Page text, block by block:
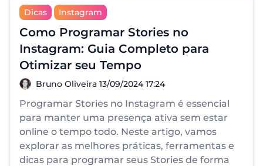
Dicas Instagram
Como Programar Stories no
Instagram: Guia Completo para
Otimizar seu Tempo
Bruno Oliveira
Bruno Oliveira 13/09/2024 17:24
Programar Stories no Instagram é essencial
para manter uma presença ativa sem estar
online o tempo todo. Neste artigo, vamos
explorar as melhores práticas, ferramentas e
dicas para programar seus Stories de forma